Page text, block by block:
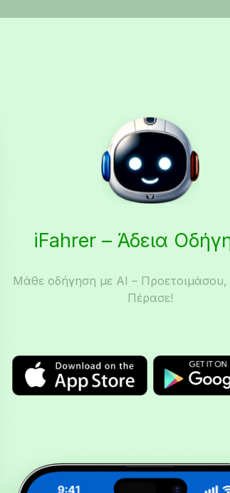
iFahrer – Άδεια
Μάθε οδήγηση με AI – Προετοιμάσου,
Πέρασε!